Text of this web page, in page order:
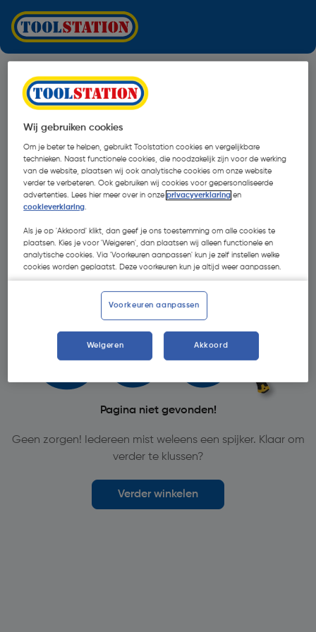
Oops!
Pagina niet gevonden!
Geen zorgen! Iedereen mist weleens een spijker. Klaar om
verder te klussen?
Verder winkelen
Wij gebruiken cookies
Om je beter te helpen, gebruikt Toolstation cookies en vergelijkbare
technieken. Naast functionele cookies, die noodzakelijk zijn voor de werking
van de website, plaatsen wij ook analytische cookies om onze website
verder te verbeteren. Ook gebruiken wij cookies voor gepersonaliseerde
advertenties. Lees hier meer over in onzeprivacyverklaring en
cookieverklaring.
Als je op 'Akkoord' klikt, dan geef je ons toestemming om alle cookies te
plaatsen. Kies je voor 'Weigeren', dan plaatsen wij alleen functionele en
analytische cookies. Via 'Voorkeuren aanpassen' kun je zelf instellen welke
cookies worden geplaatst. Deze voorkeuren kun je altijd weer aanpassen.
Voorkeuren aanpassen
Weigeren Akkoord